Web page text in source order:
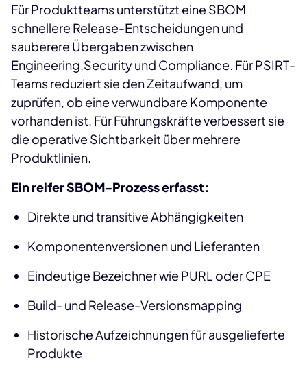
Für Produktteams unterstützt eine SBOM
schnellere Release-Entscheidungen und
sauberere Übergaben zwischen
Engineering,Security und Compliance. Für PSIRT-
Teams reduziert sie den Zeitaufwand, um
zuprüfen, ob eine verwundbare Komponente
vorhanden ist. Für Führungskräfte verbessert sie
die operative Sichtbarkeit über mehrere
Produktlinien.
Ein reifer SBOM-Prozess erfasst:
Direkte und transitive Abhängigkeiten
Komponentenversionen und Lieferanten
Eindeutige Bezeichner wie PURL oder CPE
Build- und Release-Versionsmapping
Historische Aufzeichnungen für ausgelieferte
Produkte